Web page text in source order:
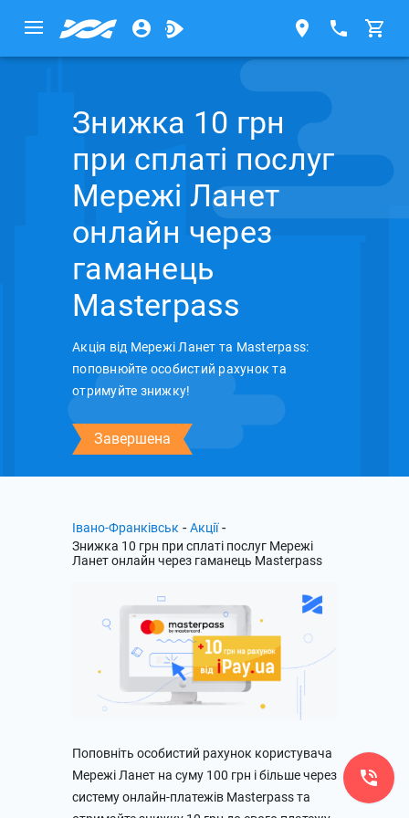
Знижка 10 грн
при сплаті послуг
Мережі Ланет
онлайн через
гаманець
Masterpass
Акція від Мережі Ланет та Masterpass:
поповнюйте особистий рахунок та
отримуйте знижку!
Завершена
Івано-Франківськ - Акції -
Знижка 10 грн при сплаті послуг Мережі
Ланет онлайн через гаманець Masterpass
Поповніть особистий рахунок користувача
Мережі Ланет на суму 100 грн і більше через
систему онлайн-платежів Masterpass та